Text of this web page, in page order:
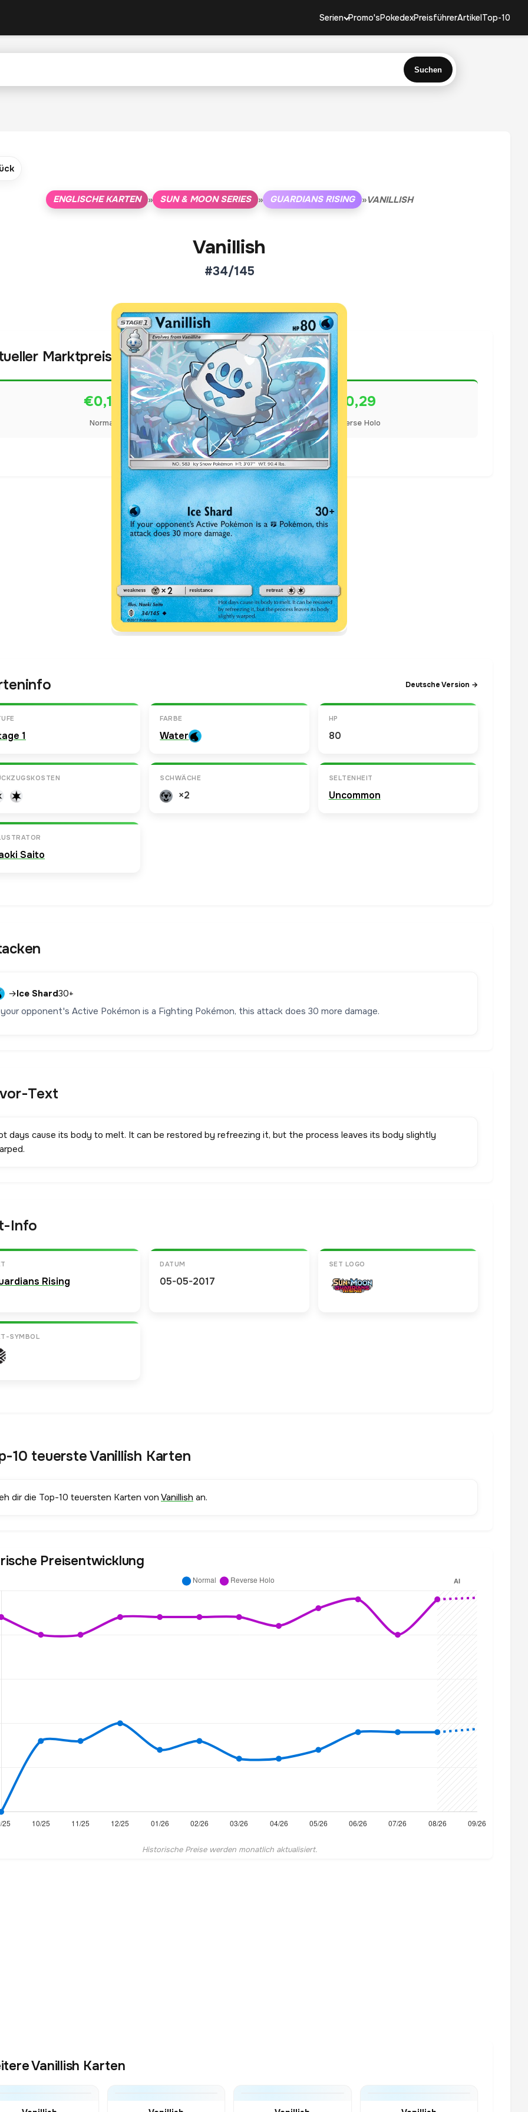
Serien Promo'sPokedexPreisführerArtikelTop-10
Suchen
ENGLISCHE KARTEN » SUN & MOON SERIES » GUARDIANS RISING »VANILLISH
Vanillish
#34/145
Marktpreis
€0,14
Normal
€0,29
Reverse Holo
Preise werden täglich aktualisiert.
Deutsche Version →
1
FARBE
Water
HP
80
SCHWÄCHE
×2
SELTENHEIT
Uncommon
Saito
→Ice Shard30+
opponent's Active Pokémon is a Fighting Pokémon, this attack does 30 more damage.
Text
days cause its body to melt. It can be restored by refreezing it, but the process leaves its body slightly
Info
Rising
DATUM
05-05-2017
SET LOGO
SYMBOL
10 teuerste Vanillish Karten
dir die Top-10 teuersten Karten von Vanillish an.
Preisentwicklung
Historische Preise werden monatlich aktualisiert.
Vanillish Karten